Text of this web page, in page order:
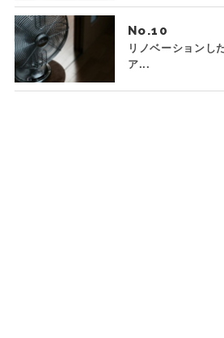
No.
リノベーションし
ア...